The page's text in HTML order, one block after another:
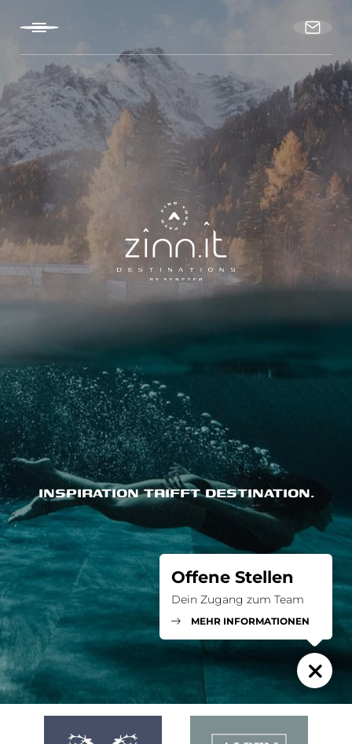
IT EN
HOME
SECHS HOTELS
DEINE KARRIERE
ÜBER ZINNIT
INSPIRATION TRIFFT DESTINATION.
Offene Stellen
Dein Zugang zum Team
MEHR INFORMATIONEN